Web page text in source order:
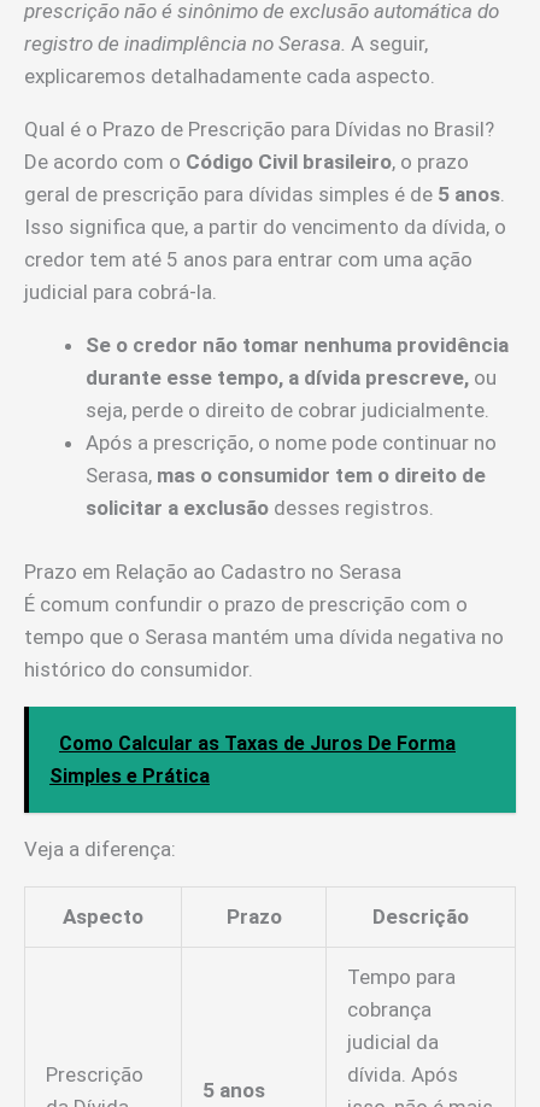
prescrição não é sinônimo de exclusão automática do
registro de inadimplência no Serasa. A seguir,
explicaremos detalhadamente cada aspecto.
Qual é o Prazo de Prescrição para Dívidas no Brasil?
De acordo com o Código Civil brasileiro, o prazo
geral de prescrição para dívidas simples é de 5 anos.
Isso significa que, a partir do vencimento da dívida, o
credor tem até 5 anos para entrar com uma ação
judicial para cobrá-la.
Se o credor não tomar nenhuma providência
durante esse tempo, a dívida prescreve, ou
seja, perde o direito de cobrar judicialmente.
Após a prescrição, o nome pode continuar no
Serasa, mas o consumidor tem o direito de
solicitar a exclusão desses registros.
Prazo em Relação ao Cadastro no Serasa
É comum confundir o prazo de prescrição com o
tempo que o Serasa mantém uma dívida negativa no
histórico do consumidor.
Como Calcular as Taxas de Juros De Forma
Simples e Prática
Veja a diferença:
Aspecto Prazo Descrição
Prescrição
5 anos
Tempo para
cobrança
judicial da
dívida. Após